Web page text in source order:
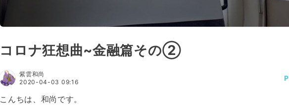
コロナ狂想曲~金融篇その②
紫雲和尚
2020-04-03 09:16
こんちは、和尚です。